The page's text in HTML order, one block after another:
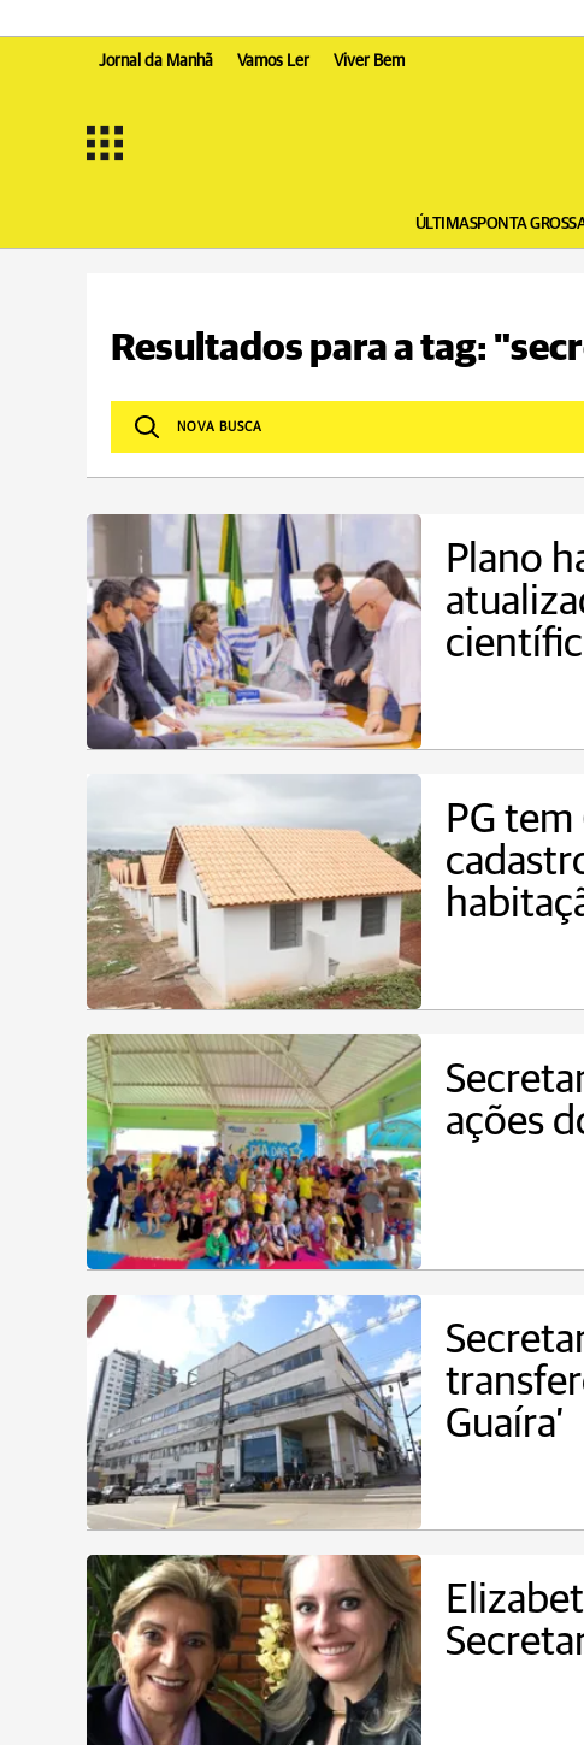
Jornal da Manhã Vamos Ler Viver Bem
ÚLTIMASPONTA
Resultados para a tag:
Plano
PG
ações
Guaíra’